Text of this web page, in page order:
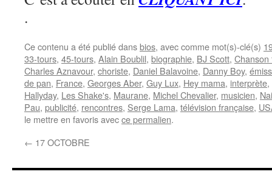
.
Ce contenu a été publié dansbios, avec comme mot(s)-clé(s)
33-tours, 45-tours, Alain Boublil, biographie, BJ Scott, Chanson
Charles Aznavour, choriste, Daniel Balavoine, Danny Boy,
de pan, France, Georges Aber, Guy Lux, Hey mama, interprète,
Hallyday, Les Shake's, Maurane, Michel Chevalier, musicien,
Pau, publicité, rencontres, Serge Lama, télévision française,
le mettre en favoris avecce permalien.
← 17 OCTOBRE